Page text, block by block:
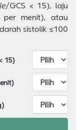
/GCS < 15), laju
per menit), atau
sistolik ≤100
15)